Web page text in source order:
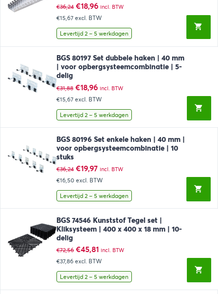
€36,24 Oorspronkelijke
prijs
was:
€36,24.
€18,96Huidige
prijs
is:
€18,96.
incl. BTW
€15,67 excl. BTW
Levertijd 2 – 5 werkdagen
BGS 80197 Set dubbele haken | 40 mm
| voor opbergsysteemcombinatie | 5-
delig
€31,88 Oorspronkelijke
prijs
was:
€31,88.
€18,96Huidige
prijs
is:
€18,96.
incl. BTW
€15,67 excl. BTW
Levertijd 2 – 5 werkdagen
BGS 80196 Set enkele haken | 40 mm |
voor opbergsysteemcombinatie | 10
stuks
€36,24 Oorspronkelijke
prijs
was:
€36,24.
€19,97Huidige
prijs
is:
€19,97.
incl. BTW
€16,50 excl. BTW
Levertijd 2 – 5 werkdagen
BGS 74546 Kunststof Tegel set |
Kliksysteem | 400 x 400 x 18 mm | 10-
delig
€72,56 Oorspronkelijke
prijs
was:
€72,56.
€45,81Huidige
prijs
is:
€45,81.
incl. BTW
€37,86 excl. BTW
Levertijd 2 – 5 werkdagen